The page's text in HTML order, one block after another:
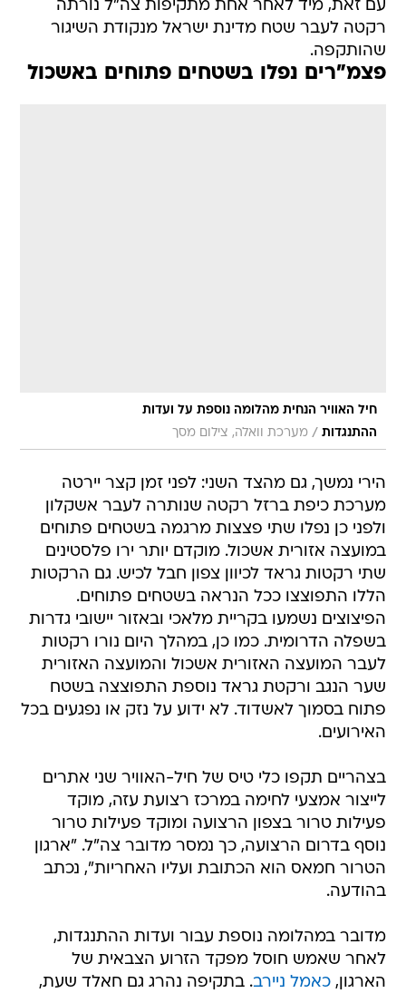
עם זאת, מיד לאחר אחת מתקיפות צה"ל נורתה
רקטה לעבר שטח מדינת ישראל מנקודת השיגור
שהותקפה.
פצמ"רים נפלו בשטחים פתוחים באשכול
חיל האוויר הנחית מהלומה נוספת על ועדות
ההתנגדות / מערכת וואלה, צילום מסך
הירי נמשך, גם מהצד השני: לפני זמן קצר יירטה
מערכת כיפת ברזל רקטה שנותרה לעבר אשקלון
ולפני כן נפלו שתי פצצות מרגמה בשטחים פתוחים
במועצה אזורית אשכול. מוקדם יותר ירו פלסטינים
שתי רקטות גראד לכיוון צפון חבל לכיש. גם הרקטות
הללו התפוצצו ככל הנראה בשטחים פתוחים.
הפיצוצים נשמעו בקריית מלאכי ובאזור יישובי גדרות
בשפלה הדרומית. כמו כן, במהלך היום נורו רקטות
לעבר המועצה האזורית אשכול והמועצה האזורית
שער הנגב ורקטת גראד נוספת התפוצצה בשטח
פתוח בסמוך לאשדוד. לא ידוע על נזק או נפגעים בכל
האירועים.
בצהריים תקפו כלי טיס של חיל-האוויר שני אתרים
לייצור אמצעי לחימה במרכז רצועת עזה, מוקד
פעילות טרור בצפון הרצועה ומוקד פעילות טרור
נוסף בדרום הרצועה, כך נמסר מדובר צה"ל. "ארגון
הטרור חמאס הוא הכתובת ועליו האחריות", נכתב
בהודעה.
מדובר במהלומה נוספת עבור ועדות ההתנגדות,
לאחר שאמש חוסל מפקד הזרוע הצבאית של
הארגון,כאמל ניירב. בתקיפה נהרג גם חאלד שעת,